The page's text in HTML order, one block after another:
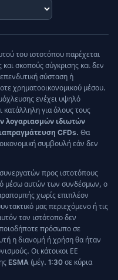
του ιστοτόπου παρέχεται
σκοπούς σύγκρισης και δεν
σύσταση ή
χρηματοοικονομικού μέσου.
ενέχει υψηλό
κατάλληλη για όλους τους
λογαριασμών ιδιωτών
CFDs. Θα
συμβουλή εάν δεν
προς ιστοτόπους
μέσω αυτών των συνδέσμων, ο
χωρίς επιπλέον
μας περιεχόμενο ή τις
τον ιστότοπο δεν
πρόσωπο σε
η διανομή ή χρήση θα ήταν
Οι κάτοικοι ΕΕ
ESMA (μέγ. 1:30 σε κύρια